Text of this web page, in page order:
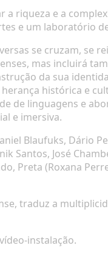
a riqueza e a
e um laboratório
se cruzam, se
mas incluirá
da sua
histórica e
de linguagens e
e imersiva.
Blaufuks, Dário
Santos, José
Preta (Roxana
traduz a
instalação.